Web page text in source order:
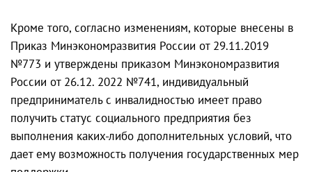
Кроме того, согласно изменениям, которые внесены в
Приказ Минэкономразвития России от 29.11.2019
№773 и утверждены приказом Минэкономразвития
России от 26.12. 2022 №741, индивидуальный
предприниматель с инвалидностью имеет право
получить статус социального предприятия без
выполнения каких-либо дополнительных условий, что
дает ему возможность получения государственных мер